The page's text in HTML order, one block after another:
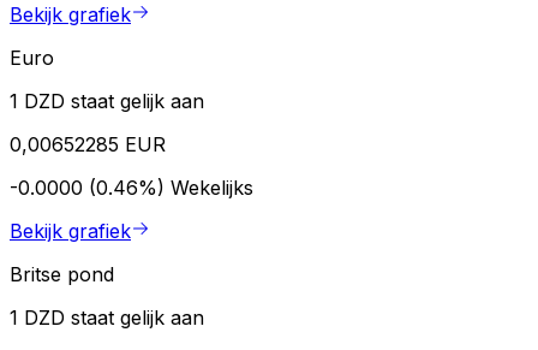
Bekijk grafiek
Euro
1 DZD staat gelijk aan
0,00652285 EUR
-0.0000 (0.46%) Wekelijks
Bekijk grafiek
Britse pond
1 DZD staat gelijk aan